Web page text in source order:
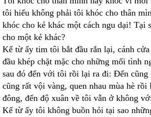
tôi hiểu không phải tôi khóc cho thân
khóc cho kẻ khác một cách ngu dại! Tại
cho một kẻ khác?
Kể từ ấy tim tôi bắt đầu rắn lại, cánh
đầu khép chặt mặc cho những mối tình
sau đó đến với tôi rồi lại ra đi: Đến cũng
cũng rất vội vàng, quen nhau mùa hè rồi
đông, đến độ xuân về tôi vẫn ở không
Kể từ ấy tôi không buồn hỏi tại sao